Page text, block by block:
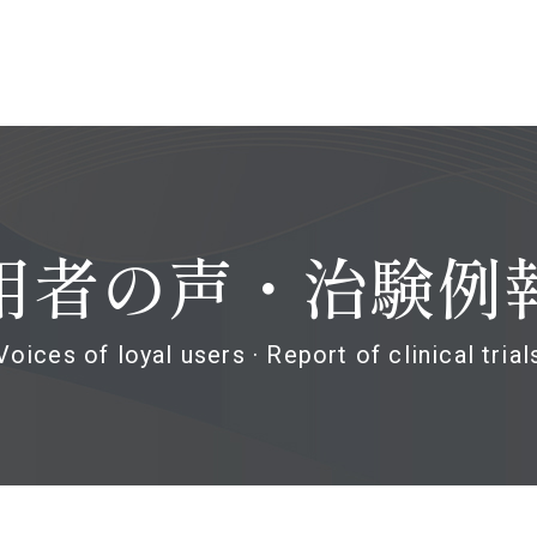
者の声・治験例
of loyal users · Report of clinical